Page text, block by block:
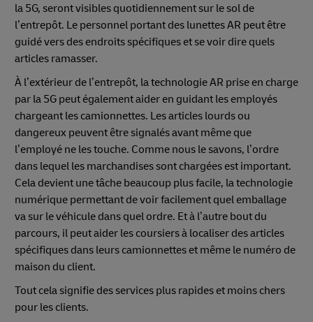
la 5G, seront visibles quotidiennement sur le sol de
l’entrepôt. Le personnel portant des lunettes AR peut être
guidé vers des endroits spécifiques et se voir dire quels
articles ramasser.
À l’extérieur de l’entrepôt, la technologie AR prise en charge
par la 5G peut également aider en guidant les employés
chargeant les camionnettes. Les articles lourds ou
dangereux peuvent être signalés avant même que
l’employé ne les touche. Comme nous le savons, l’ordre
dans lequel les marchandises sont chargées est important.
Cela devient une tâche beaucoup plus facile, la technologie
numérique permettant de voir facilement quel emballage
va sur le véhicule dans quel ordre. Et à l’autre bout du
parcours, il peut aider les coursiers à localiser des articles
spécifiques dans leurs camionnettes et même le numéro de
maison du client.
Tout cela signifie des services plus rapides et moins chers
pour les clients.